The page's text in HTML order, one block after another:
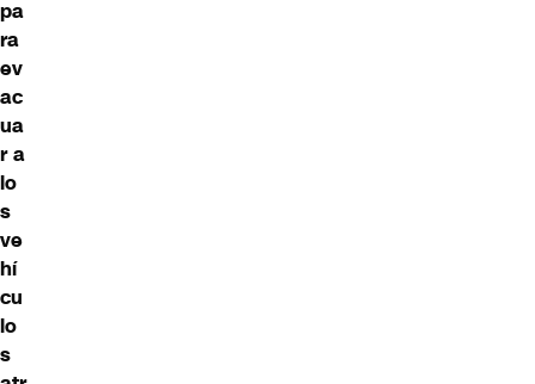
pa
ra
ev
ac
ua
r a
lo
s
ve
hí
cu
lo
s